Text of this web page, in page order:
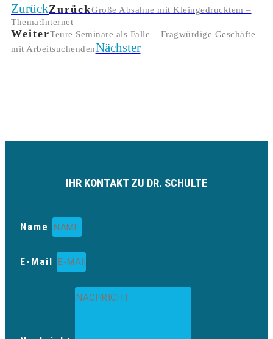
ZurückZurückGroße Absahne mit Kleingedrucktem –
Thema:Internet
WeiterTeure Seminare als Falle – Fragwürdige Geschäfte
mit ArbeitsuchendenNächster
IHR KONTAKT ZU DR. SCHULTE
Name
E-Mail